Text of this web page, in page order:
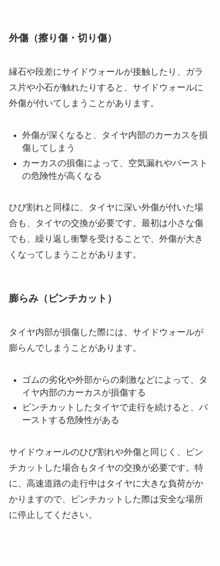
外傷（擦り傷・切り傷）
縁石や段差にサイドウォールが接触したり、ガラ
ス片や小石が触れたりすると、サイドウォールに
外傷が付いてしまうことがあります。
外傷が深くなると、タイヤ内部のカーカスを損
傷してしまう
カーカスの損傷によって、空気漏れやバースト
の危険性が高くなる
ひび割れと同様に、タイヤに深い外傷が付いた場
合も、タイヤの交換が必要です。最初は小さな傷
でも、繰り返し衝撃を受けることで、外傷が大き
くなってしまうことがあります。
膨らみ（ピンチカット）
タイヤ内部が損傷した際には、サイドウォールが
膨らんでしまうことがあります。
ゴムの劣化や外部からの刺激などによって、タ
イヤ内部のカーカスが損傷する
ピンチカットしたタイヤで走行を続けると、バ
ーストする危険性がある
サイドウォールのひび割れや外傷と同じく、ピン
チカットした場合もタイヤの交換が必要です。特
に、高速道路の走行中はタイヤに大きな負荷がか
かりますので、ピンチカットした際は安全な場所
に停止してください。